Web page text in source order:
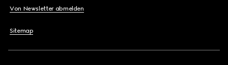
Von Newsletter abmelden
Sitemap